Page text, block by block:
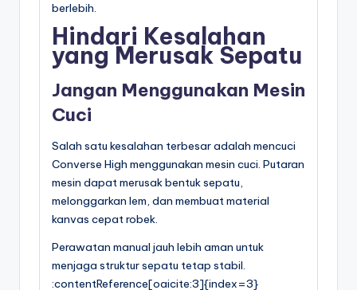
berlebih.
Hindari Kesalahan
yang Merusak Sepatu
Jangan Menggunakan Mesin
Cuci
Salah satu kesalahan terbesar adalah mencuci
Converse High menggunakan mesin cuci. Putaran
mesin dapat merusak bentuk sepatu,
melonggarkan lem, dan membuat material
kanvas cepat robek.
Perawatan manual jauh lebih aman untuk
menjaga struktur sepatu tetap stabil.
:contentReference[oaicite:3]{index=3}